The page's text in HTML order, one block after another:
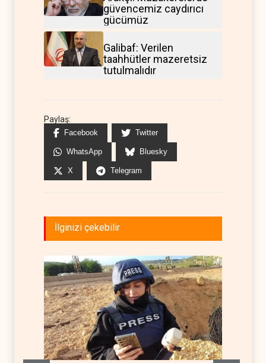
güvencemiz caydırıcı
gücümüz
Galibaf: Verilen
taahhütler mazeretsiz
tutulmalıdır
Paylaş:
Facebook Twitter
WhatsApp Bluesky
X Telegram
İlginizi çekebilir